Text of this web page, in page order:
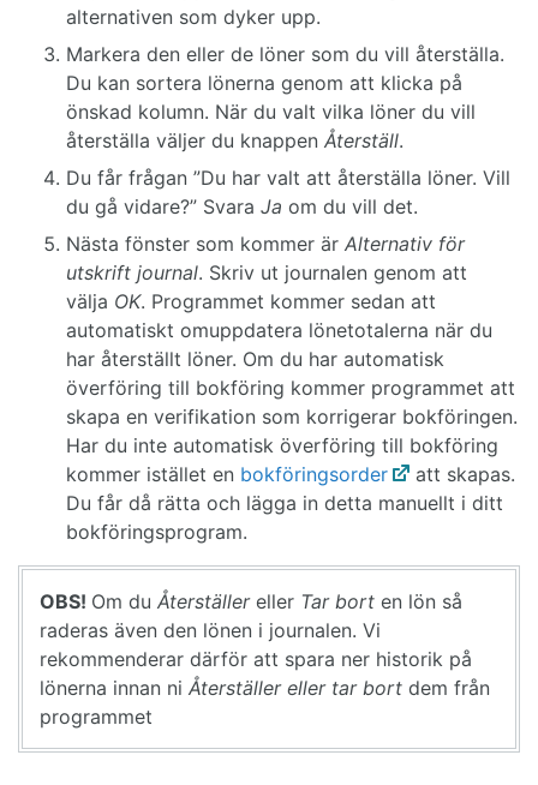
alternativen som dyker upp.
Markera den eller de löner som du vill återställa.
Du kan sortera lönerna genom att klicka på
önskad kolumn. När du valt vilka löner du vill
återställa väljer du knappen Återställ.
Du får frågan ”Du har valt att återställa löner. Vill
du gå vidare?” Svara Ja om du vill det.
Nästa fönster som kommer är Alternativ för
utskrift journal. Skriv ut journalen genom att
välja OK. Programmet kommer sedan att
automatiskt omuppdatera lönetotalerna när du
har återställt löner. Om du har automatisk
överföring till bokföring kommer programmet att
skapa en verifikation som korrigerar bokföringen.
Har du inte automatisk överföring till bokföring
kommer istället en bokföringsorder
att skapas.
Du får då rätta och lägga in detta manuellt i ditt
bokföringsprogram.
OBS! Om du Återställereller Tar bort en lön så
raderas även den lönen i journalen. Vi
rekommenderar därför att spara ner historik på
lönerna innan ni Återställer eller tar bort dem från
programmet